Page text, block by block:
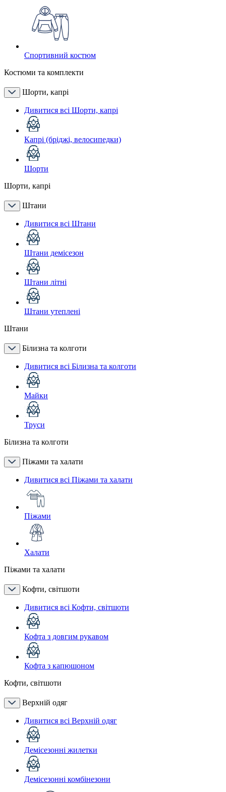
Спортивний костюм
Костюми та комплекти
Шорти, капрі
Дивитися всі Шорти, капрі
Капрі (бріджі, велосипедки)
Шорти
Шорти, капрі
Штани
Дивитися всі Штани
Штани демісезон
Штани літні
Штани утеплені
Штани
Білизна та колготи
Дивитися всі Білизна та колготи
Майки
Труси
Білизна та колготи
Піжами та халати
Дивитися всі Піжами та халати
Піжами
Халати
Піжами та халати
Кофти, світшоти
Дивитися всі Кофти, світшоти
Кофта з довгим рукавом
Кофта з капюшоном
Кофти, світшоти
Верхній одяг
Дивитися всі Верхній одяг
Демісезонні жилетки
Демісезонні комбінезони